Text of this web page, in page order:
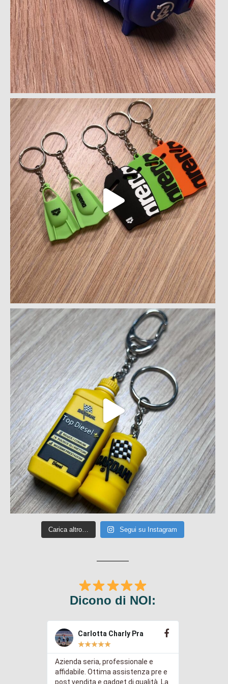
Carica altro… Segui su Instagram
Dicono di NOI:
Carlotta Charly Pra
★★★★★
Azienda seria, professionale e
affidabile. Ottima assistenza pre e
post vendita e gadget di qualità. La